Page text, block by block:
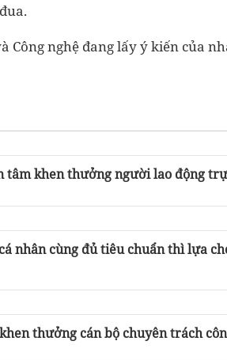
Công nghệ đang lấy ý kiến của
tâm khen thưởng người lao động
nhân cùng đủ tiêu chuẩn thì lựa
thưởng cán bộ chuyên trách